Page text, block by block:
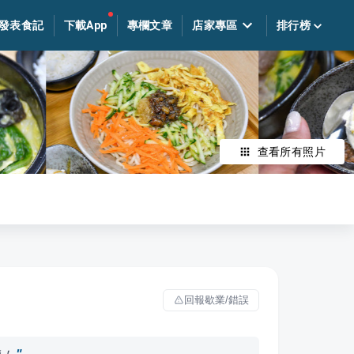
表食記 下載App 專欄文章 店家專區 排行榜
查看所有照片
回報歇業/錯誤